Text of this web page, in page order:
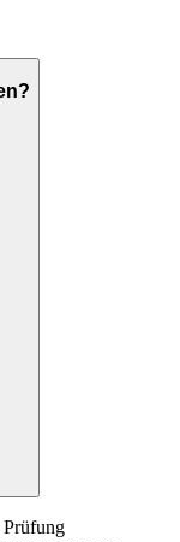
Prüfung